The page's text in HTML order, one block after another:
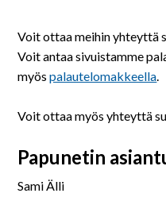
Saavutettavuus
På svenska
Voit ottaa meihin yhteyttä
Voit antaa sivuistamme
myöspalautelomakkeella
Voit ottaa myös yhteyttä
Papunetin
Sami Älli